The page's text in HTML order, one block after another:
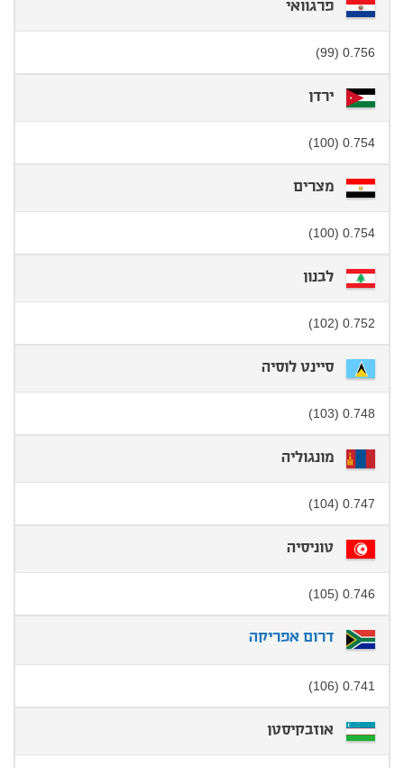
פרגוואי
0.756 (99)
ירדן
0.754 (100)
מצרים
0.754 (100)
לבנון
0.752 (102)
סיינט לוסיה
0.748 (103)
מונגוליה
0.747 (104)
טוניסיה
0.746 (105)
דרום אפריקה
0.741 (106)
אוזבקיסטן